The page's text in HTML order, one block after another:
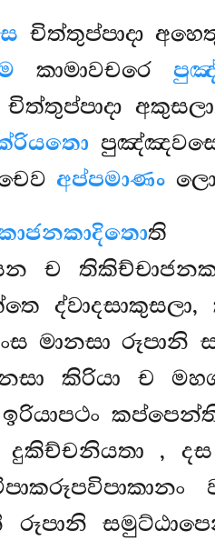
චිත්තුප්පාදා
කාමාවචරෙ
චිත්තුප්පාදා
අප්පමාණං
ති
ච
ද්වාදසාකුසලා,
මානසා රූපානි
කිරියා ච
,
රූපානි